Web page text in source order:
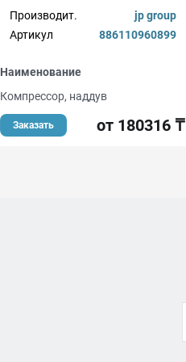
Производит.
jp group
Артикул
886110960899
Наименование
Компрессор, наддув
Заказать от 180316 ₸